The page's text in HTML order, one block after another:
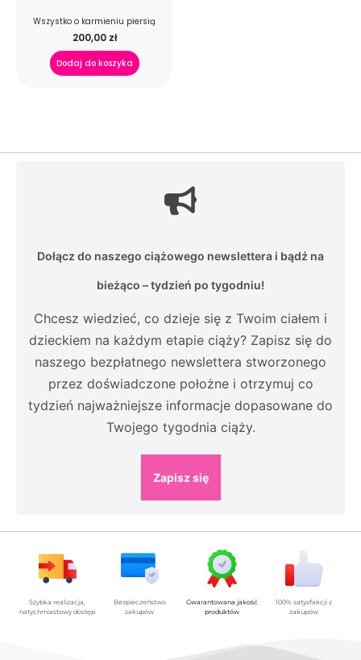
Wszystko o karmieniu piersią
200,00 zł
Dodaj do koszyka
Dołącz do naszego ciążowego newslettera i bądź na
bieżąco – tydzień po tygodniu!
Chcesz wiedzieć, co dzieje się z Twoim ciałem i
dzieckiem na każdym etapie ciąży? Zapisz się do
naszego bezpłatnego newslettera stworzonego
przez doświadczone położne i otrzymuj co
tydzień najważniejsze informacje dopasowane do
Twojego tygodnia ciąży.
Zapisz się
Szybka realizacja,
natychmiastowy dostęp
Bezpieczeństwo
zakupów
Gwarantowana jakość
produktów
100% satysfakcji z
zakupów